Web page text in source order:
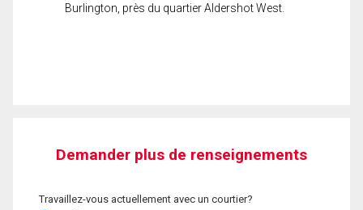
Burlington, près du quartier Aldershot West.
Demander plus de renseignements
Travaillez-vous actuellement avec un courtier?